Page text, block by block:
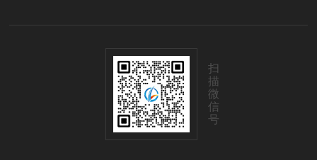
扫
描
微
信
号